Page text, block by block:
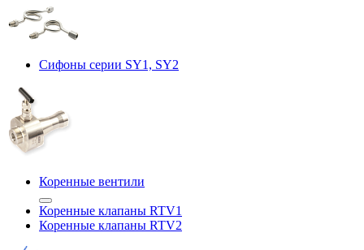
Сифоны серии SY1, SY2
Коренные вентили
Коренные клапаны RTV1
Коренные клапаны RTV2